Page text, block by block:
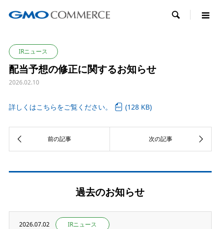

IRニュース
配当予想の修正に関するお知らせ
2026.02.10
詳しくはこちらをご覧ください。 (128 KB)
過去のお知らせ
2026.07.02 IRニュース